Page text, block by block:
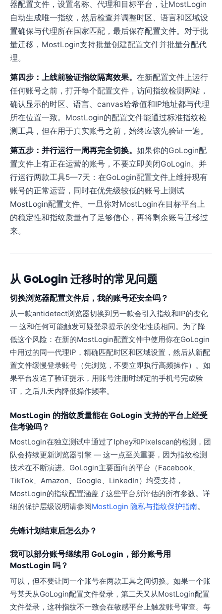
器配置文件，设置名称、代理和目标平台，让MostLogin
自动生成唯一指纹，然后检查并调整时区、语言和区域设
置确保与代理所在国家匹配，最后保存配置文件。对于批
量迁移，MostLogin支持批量创建配置文件并批量分配代
理。
第四步：上线前验证指纹隔离效果。 在新配置文件上运行
任何账号之前，打开每个配置文件，访问指纹检测网站，
确认显示的时区、语言、canvas哈希值和IP地址都与代理
所在位置一致。MostLogin的配置文件能通过标准指纹检
测工具，但在用于真实账号之前，始终应该先验证一遍。
第五步：并行运行一周再完全切换。 如果你的GoLogin配
置文件上有正在运营的账号，不要立即关闭GoLogin。并
行运行两款工具5—7天：在GoLogin配置文件上维持现有
账号的正常运营，同时在优先级较低的账号上测试
MostLogin配置文件。一旦你对MostLogin在目标平台上
的稳定性和指纹质量有了足够信心，再将剩余账号迁移过
来。
从 GoLogin 迁移时的常见问题
切换浏览器配置文件后，我的账号还安全吗？
从一款antidetect浏览器切换到另一款会引入指纹和IP的变化
— 这和任何可能触发可疑登录提示的变化性质相同。为了降
低这个风险：在新的MostLogin配置文件中使用你在GoLogin
中用过的同一代理IP，精确匹配时区和区域设置，然后从新配
置文件缓慢登录账号（先浏览，不要立即执行高频操作）。如
果平台发送了验证提示，用账号注册时绑定的手机号完成验
证，之后几天内降低操作频率。
MostLogin 的指纹质量能在 GoLogin 支持的平台上经受
住考验吗？
MostLogin在独立测试中通过了Iphey和Pixelscan的检测，团
队会持续更新浏览器引擎 — 这一点至关重要，因为指纹检测
技术在不断演进。GoLogin主要面向的平台（Facebook、
TikTok、Amazon、Google、LinkedIn）均受支持，
MostLogin的指纹配置涵盖了这些平台所评估的所有参数。详
细的保护层级说明请参阅MostLogin 隐私与指纹保护指南。
先锋计划结束后怎么办？
我可以部分账号继续用 GoLogin，部分账号用
MostLogin 吗？
可以，但不要让同一个账号在两款工具之间切换。如果一个账
号某天从GoLogin配置文件登录，第二天又从MostLogin配置
文件登录，这种指纹不一致会在敏感平台上触发账号审查。每